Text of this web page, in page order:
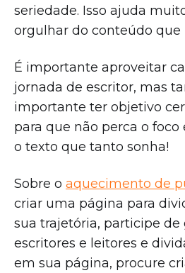
seriedade. Isso ajuda
orgulhar do conteúdo que
É importante aproveitar
jornada de escritor, mas
importante ter objetivo
para que não perca o
o texto que tanto sonha!
Sobre o aquecimento de
criar uma página para
sua trajetória, participe de
escritores e leitores e
em sua página, procure